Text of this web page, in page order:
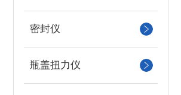
密封仪
瓶盖扭力仪